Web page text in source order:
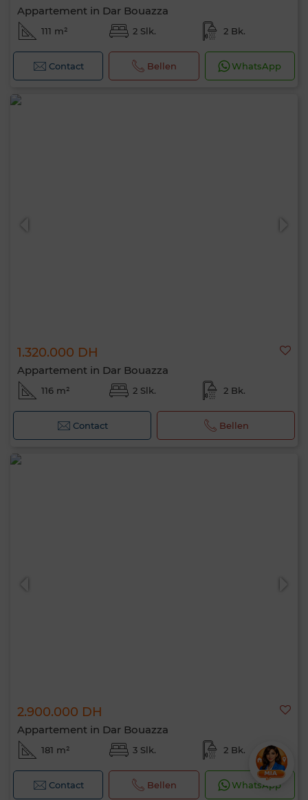
Appartement in Dar Bouazza
111 m² 2 Slk. 2 Bk.
Contact Bellen WhatsApp
1.320.000 DH
Appartement in Dar Bouazza
116 m² 2 Slk. 2 Bk.
Contact Bellen
2.900.000 DH
Appartement in Dar Bouazza
181 m² 3 Slk. 2 Bk.
Contact Bellen WhatsApp